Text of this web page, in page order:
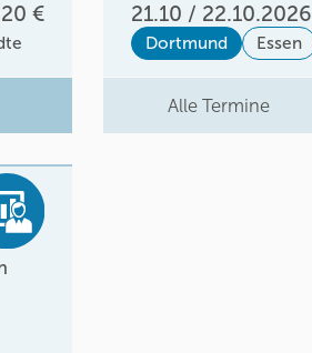
€ 21.10 / 22.10.2026
Dortmund Essen
Alle Termine